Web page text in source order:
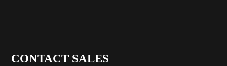
CONTACT SALES